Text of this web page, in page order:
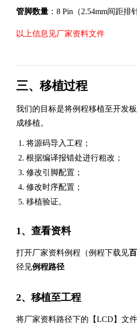
管脚数量 ：8 Pin（2.54mm间距排
以上信息见厂家资料文件
三、移植过程
我们的目标是将例程移植至开发
成移植。
将源码导入工程；
根据编译报错处进行粗改；
修改引脚配置；
修改时序配置；
移植验证。
1、查看资料
打开厂家资料例程（例程下载见
径见例程路径
2、移植至工程
将厂家资料路径下的【LCD】文